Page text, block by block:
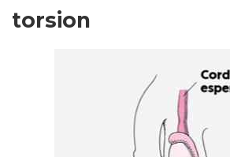
torsion